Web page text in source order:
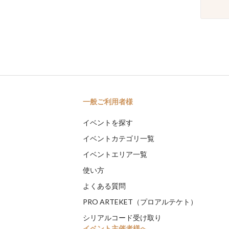
一般ご利用者様
イベントを探す
イベントカテゴリ一覧
イベントエリア一覧
使い方
よくある質問
PRO ARTEKET（プロアルテケト）
シリアルコード受け取り